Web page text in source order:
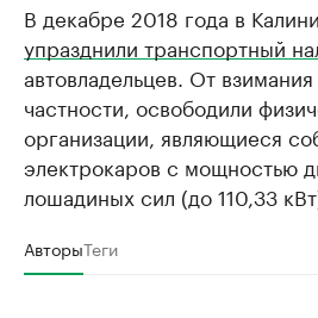
В декабре 2018 года в
упразднили транспортный
автовладельцев. От
частности, освободили
организации, являющиеся
электрокаров с мощностью
лошадиных сил (до 110,33
АвторыТеги